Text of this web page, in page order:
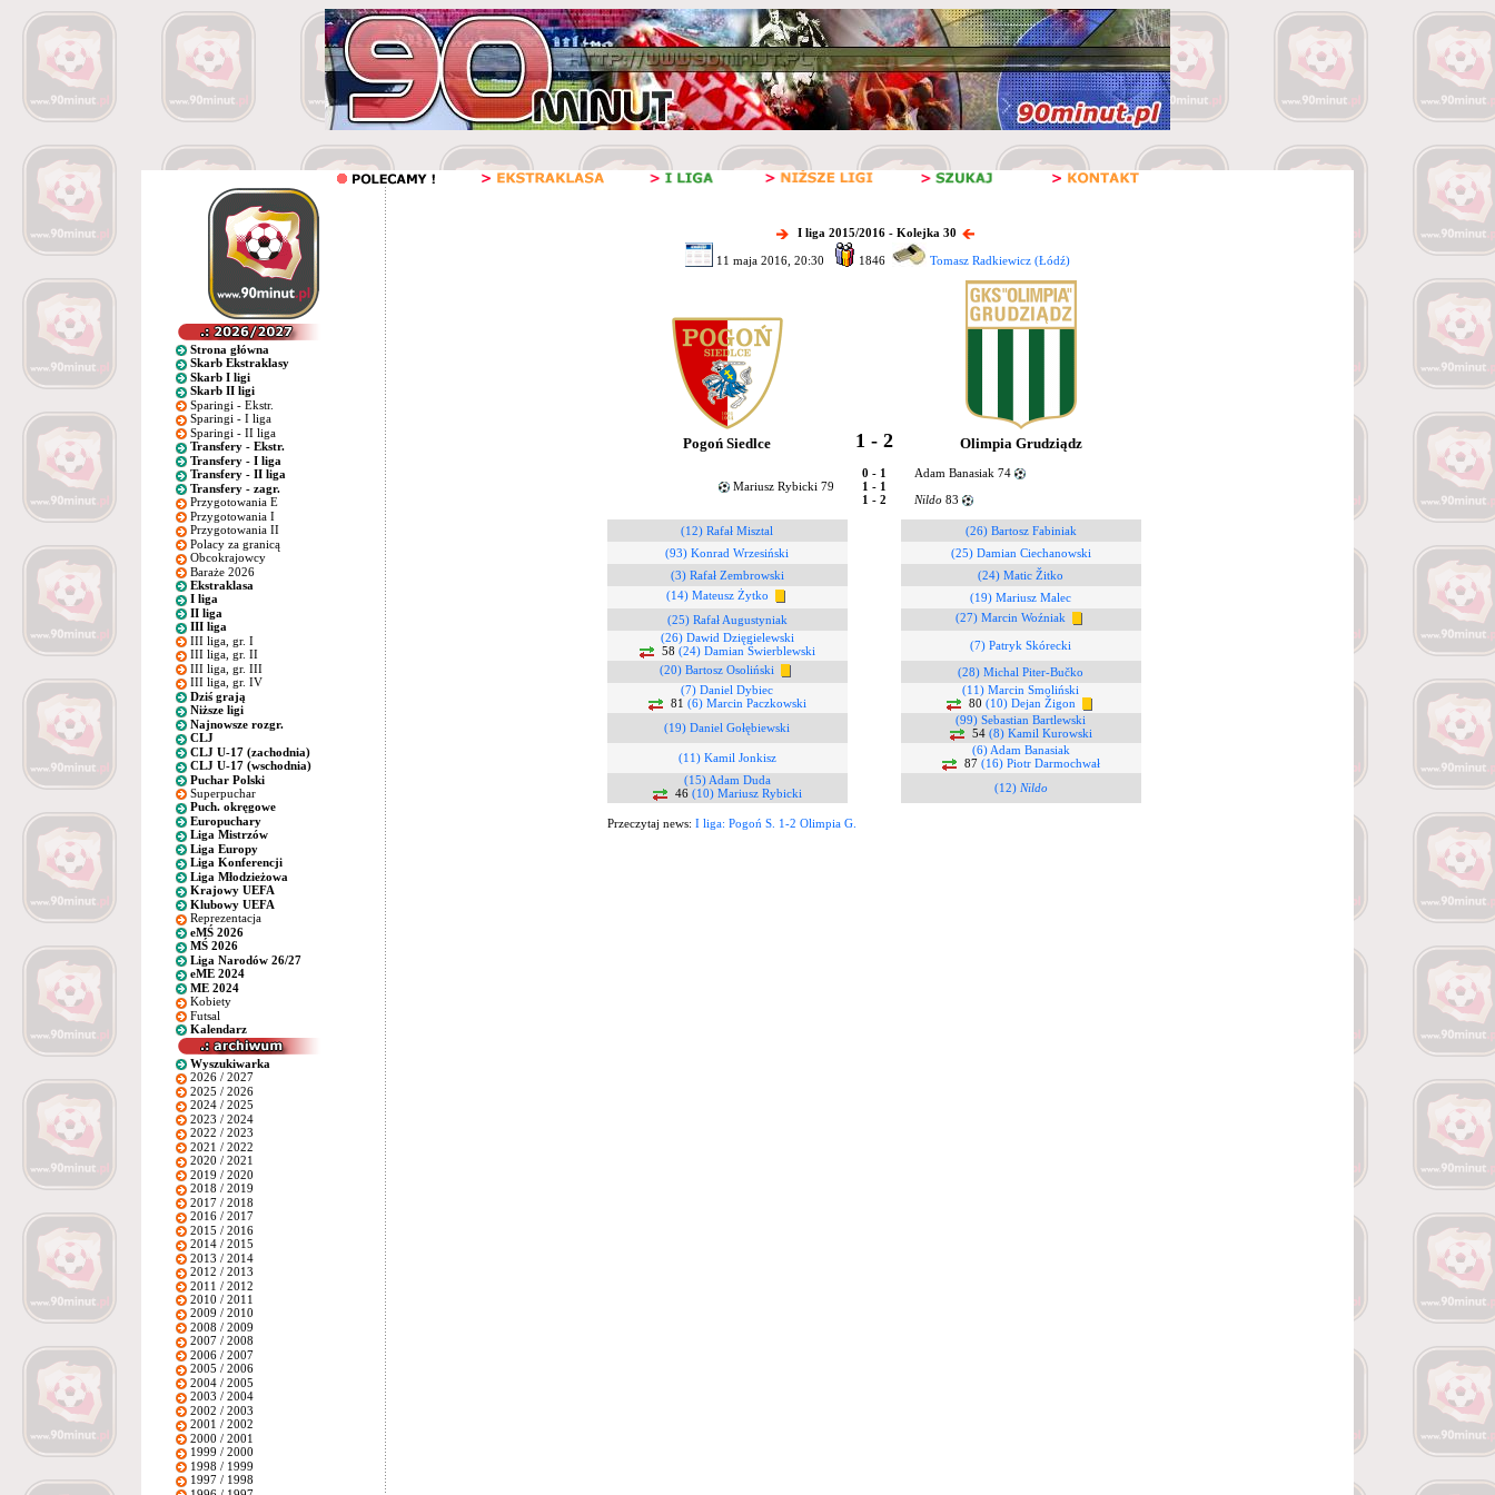
Strona główna
Skarb Ekstraklasy
Skarb I ligi
Skarb II ligi
Sparingi - Ekstr.
Sparingi - I liga
Sparingi - II liga
Transfery - Ekstr.
Transfery - I liga
Transfery - II liga
Transfery - zagr.
Przygotowania E
Przygotowania I
Przygotowania II
Polacy za granicą
Obcokrajowcy
Baraże 2026
Ekstraklasa
I liga
II liga
III liga
III liga, gr. I
III liga, gr. II
III liga, gr. III
III liga, gr. IV
Dziś grają
Niższe ligi
Najnowsze rozgr.
CLJ
CLJ U-17 (zachodnia)
CLJ U-17 (wschodnia)
Puchar Polski
Superpuchar
Puch. okręgowe
Europuchary
Liga Mistrzów
Liga Europy
Liga Konferencji
Liga Młodzieżowa
Krajowy UEFA
Klubowy UEFA
Reprezentacja
eMŚ 2026
MŚ 2026
Liga Narodów 26/27
eME 2024
ME 2024
Kobiety
Futsal
Kalendarz
Wyszukiwarka
2026 / 2027
2025 / 2026
2024 / 2025
2023 / 2024
2022 / 2023
2021 / 2022
2020 / 2021
2019 / 2020
2018 / 2019
2017 / 2018
2016 / 2017
2015 / 2016
2014 / 2015
2013 / 2014
2012 / 2013
2011 / 2012
2010 / 2011
2009 / 2010
2008 / 2009
2007 / 2008
2006 / 2007
2005 / 2006
2004 / 2005
2003 / 2004
2002 / 2003
2001 / 2002
2000 / 2001
1999 / 2000
1998 / 1999
1997 / 1998
I liga 2015/2016 - Kolejka 30
11 maja 2016, 20:30 1846 Tomasz Radkiewicz (Łódź)
Pogoń Siedlce 1 - 2 Olimpia Grudziądz
0 - 1
Adam Banasiak 74
Mariusz Rybicki 79
1 - 1
1 - 2
Nildo83
(12) Rafał Misztal
(26) Bartosz Fabiniak
(93) Konrad Wrzesiński
(25) Damian Ciechanowski
(3) Rafał Zembrowski
(24) Matic Žitko
(14) Mateusz Żytko
(19) Mariusz Malec
(25) Rafał Augustyniak
(27) Marcin Woźniak
(26) Dawid Dzięgielewski
58 (24) Damian Świerblewski
(7) Patryk Skórecki
(20) Bartosz Osoliński
(28) Michal Piter-Bučko
(7) Daniel Dybiec
81 (6) Marcin Paczkowski
(11) Marcin Smoliński
80 (10) Dejan Žigon
(19) Daniel Gołębiewski
(99) Sebastian Bartlewski
54 (8) Kamil Kurowski
(11) Kamil Jonkisz
(6) Adam Banasiak
87 (16) Piotr Darmochwał
(15) Adam Duda
46 (10) Mariusz Rybicki (12) Nildo
Przeczytaj news: I liga: Pogoń S. 1-2 Olimpia G.